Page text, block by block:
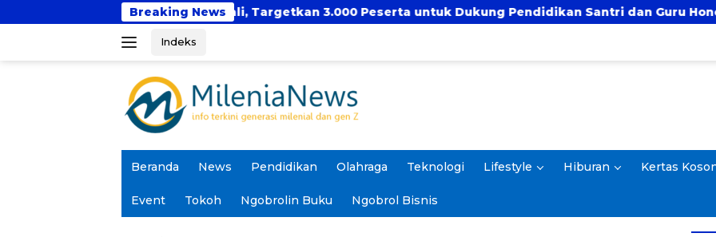
ke
Breaking News
Hadir Kembali, Targetkan 3.000 Peserta untuk Dukung Pendidikan Santri dan Guru Honorer Prof.
Indeks
Beranda News Pendidikan Olahraga Teknologi Lifestyle Hiburan Kertas
Event Tokoh Ngobrolin Buku Ngobrol Bisnis